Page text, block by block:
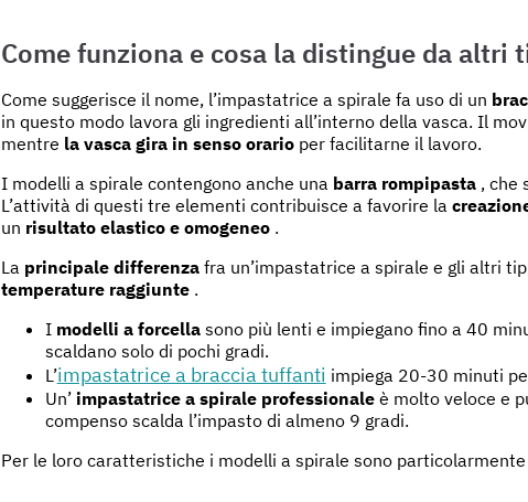
Come funziona e cosa la distingue da altri
Come suggerisce il nome, l’impastatrice a spirale fa uso di un
in questo modo lavora gli ingredienti all’interno della vasca. Il
mentre la vasca gira in senso orarioper facilitarne il lavoro.
I modelli a spirale contengono anche una barra rompipasta, che
L’attività di questi tre elementi contribuisce a favorire la
un risultato elastico e omogeneo.
La principale differenzafra un’impastatrice a spirale e gli altri
temperature raggiunte.
I modelli a forcellasono più lenti e impiegano fino a 40
scaldano solo di pochi gradi.
L’impastatrice a braccia tuffanti impiega 20-30 minuti
Un’ impastatrice a spirale professionaleè molto veloce e
compenso scalda l’impasto di almeno 9 gradi.
Per le loro caratteristiche i modelli a spirale sono